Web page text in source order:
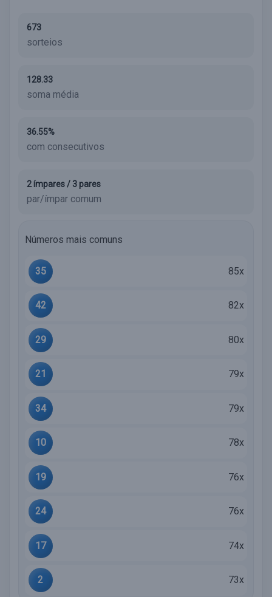
673
sorteios
128.33
soma média
36.55%
com consecutivos
2 ímpares / 3 pares
par/ímpar comum
Números mais comuns
35 85x
42 82x
29 80x
21 79x
34 79x
10 78x
19 76x
24 76x
17 74x
2 73x